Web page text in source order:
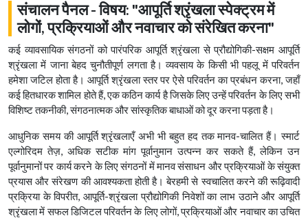
संचालन पैनल - विषय: "आपूर्ति श्रृंखला स्पेक्ट्रम में
लोगों, प्रक्रियाओं और नवाचार को संरेखित करना"
कई व्यावसायिक संगठनों को पारंपरिक आपूर्ति श्रृंखला से प्रौद्योगिकी-सक्षम आपूर्ति
श्रृंखला में जाना बेहद चुनौतीपूर्ण लगता है। व्यवसाय के किसी भी पहलू में परिवर्तन
हमेशा जटिल होता है। आपूर्ति श्रृंखला स्तर पर ऐसे परिवर्तन का प्रबंधन करना, जहाँ
कई हितधारक शामिल होते हैं, एक कठिन कार्य है जिसके लिए उन्हें परिवर्तन के लिए सभी
विशिष्ट तकनीकी, संगठनात्मक और सांस्कृतिक बाधाओं को दूर करना पड़ता है।
आधुनिक समय की आपूर्ति श्रृंखलाएँ अभी भी बहुत हद तक मानव-चालित हैं। स्मार्ट
एल्गोरिदम तेज़, अधिक सटीक मांग पूर्वानुमान उत्पन्न कर सकते हैं, लेकिन उन
पूर्वानुमानों पर कार्य करने के लिए संगठनों में मानव संसाधन और प्रक्रियाओं के संयुक्त
प्रयास और संरेखण की आवश्यकता होती है। बेरहमी से स्वचालित करने की रूढ़िवादी
प्रक्रिया के विपरीत, आपूर्ति-श्रृंखला प्रौद्योगिकी निवेशों का लाभ उठाने और आपूर्ति
श्रृंखला में सफल डिजिटल परिवर्तन के लिए लोगों, प्रक्रियाओं और नवाचार का उचित